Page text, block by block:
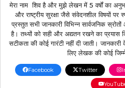
मेरा नाम शिव है और मुझे लेखन में 5 वर्षों का
और राष्ट्रीय सुरक्षा जैसे संवेदनशील विषयों
प्रस्तुत सभी जानकारी विभिन्न सार्वजनिक
है। तथ्यों को सही और अद्यतन रखने का प्रयास
सटीकता की कोई गारंटी नहीं दी जाती।
लिए लेखक की कोई
Facebook Twitter